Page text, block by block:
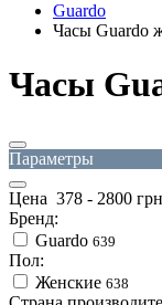
Guardo
Часы Guardo
Часы
Параметры
Цена 378 - 2800
Бренд:
Guardo 639
Пол:
Женские 638